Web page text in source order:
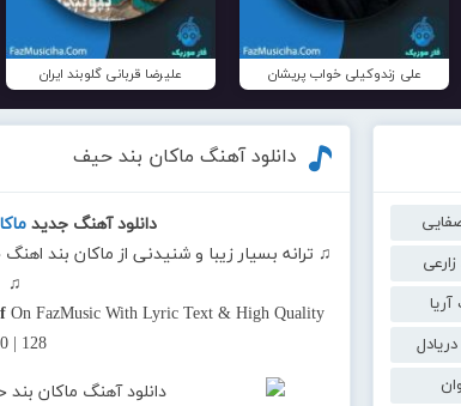
علی زندوکیلی خواب پریشان علیرضا قربانی گلوبند ایران
دانلود آهنگ ماکان بند حیف
دانلود آهنگ جدید
♫ ترانه بسیار زیبا و شنیدنی از ماکان بند
♫
On FazMusic With Lyric Text & High Quality
| 128